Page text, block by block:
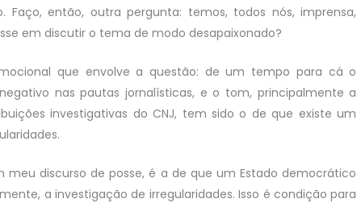
Faço, então, outra pergunta: temos, todos nós, imprensa,
em discutir o tema de modo desapaixonado?
que envolve a questão: de um tempo para cá o
nas pautas jornalísticas, e o tom, principalmente a
investigativas do CNJ, tem sido o de que existe um
meu discurso de posse, é a de que um Estado democrático
a investigação de irregularidades. Isso é condição para